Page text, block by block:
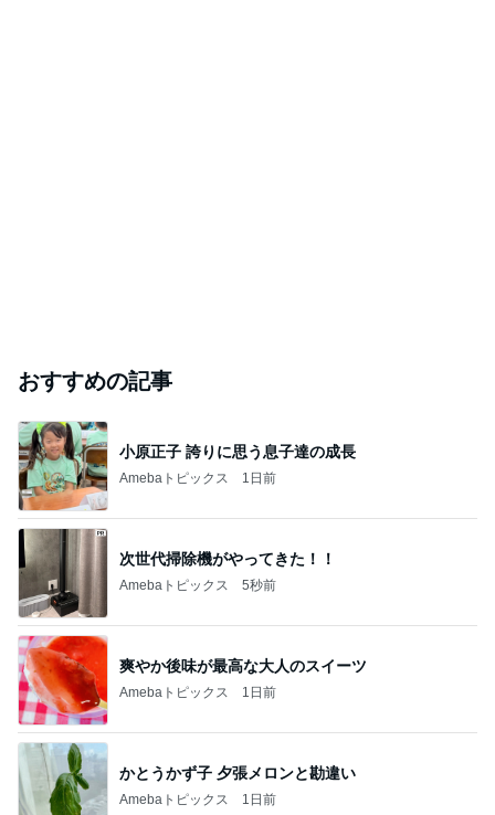
おすすめの記事
小原正子 誇りに思う息子達の成長
Amebaトピックス 1日前
次世代掃除機がやってきた！！
Amebaトピックス 5秒前
爽やか後味が最高な大人のスイーツ
Amebaトピックス 1日前
かとうかず子 夕張メロンと勘違い
Amebaトピックス 1日前